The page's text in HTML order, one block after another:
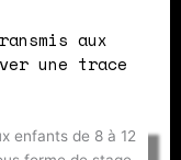
aux
une trace